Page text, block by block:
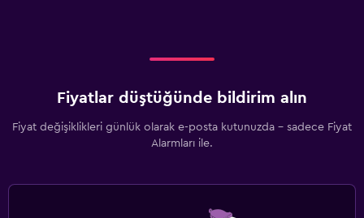
Ücretsiz otopark
Özel park yeri
Vale park hizmeti
Fiyatlar düştüğünde bildirim alın
Fiyat değişiklikleri günlük olarak e-posta kutunuzda - sadece Fiyat
Alarmları ile.